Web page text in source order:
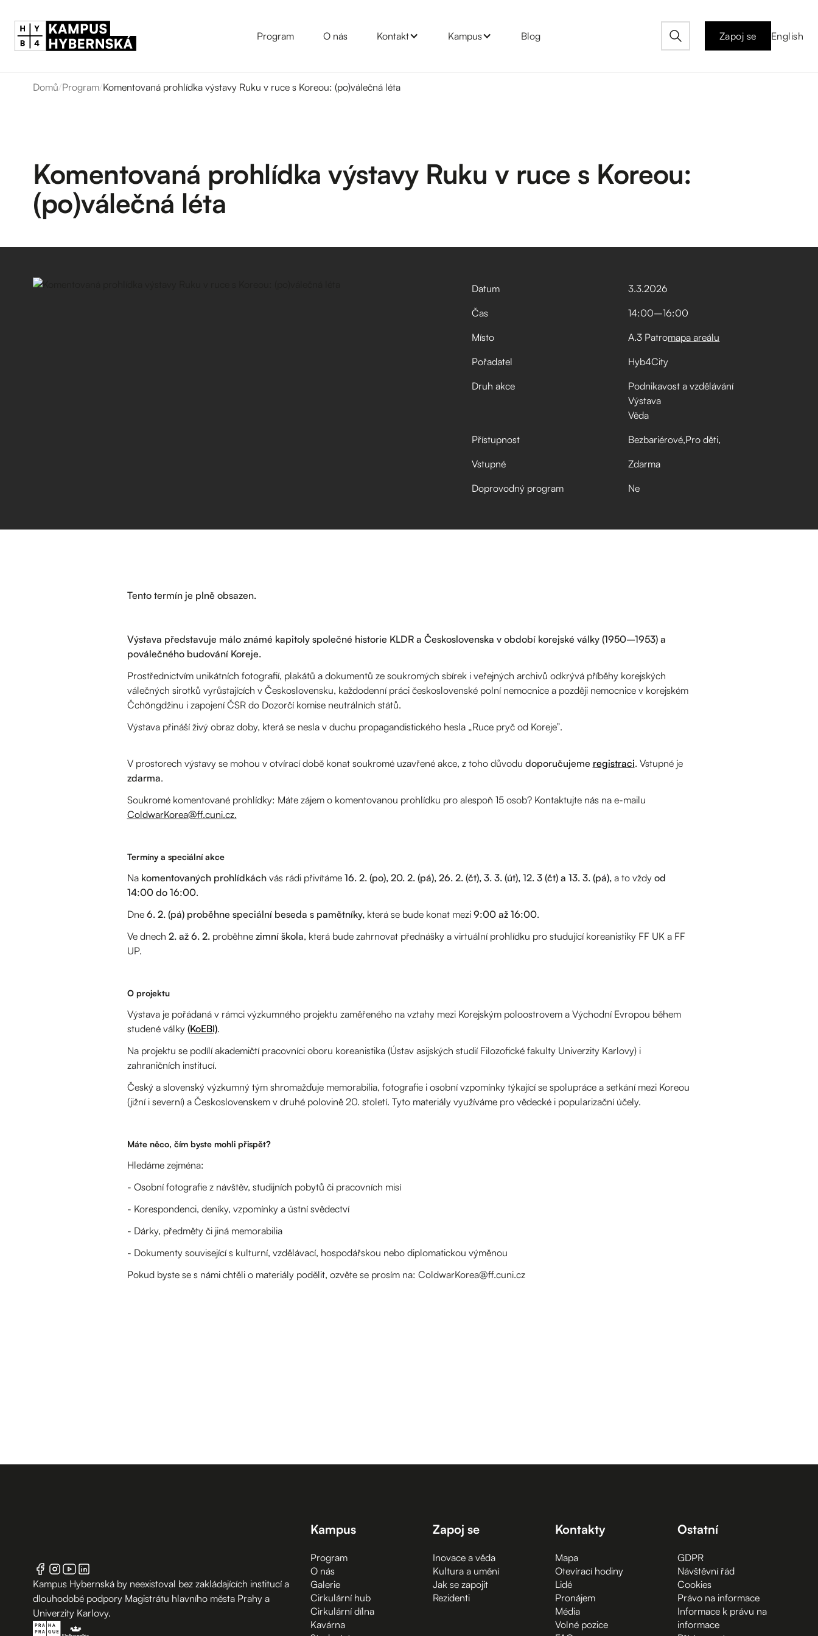
Program O nás Kontakt Kampus Blog Zapoj se English
Domů/Program/Komentovaná prohlídka výstavy Ruku v ruce s Koreou: (po)válečná léta
Komentovaná prohlídka výstavy Ruku v ruce s Koreou:
(po)válečná léta
Datum 3.3.2026
Čas
14:00–⁠16:00
Místo
A.3 Patromapa areálu
Pořadatel
Hyb4City
Druh akce
Podnikavost a vzdělávání
Výstava
Věda
Přístupnost
Bezbariérové Pro děti
Vstupné
Zdarma
Doprovodný program
Ne
Tento termín je plně obsazen.
Výstava představuje málo známé kapitoly společné historie KLDR a Československa v období korejské války (1950–1953) a
poválečného budování Koreje.
Prostřednictvím unikátních fotografií, plakátů a dokumentů ze soukromých sbírek i veřejných archivů odkrývá příběhy korejských
válečných sirotků vyrůstajících v Československu, každodenní práci československé polní nemocnice a později nemocnice v korejském
Čchŏngdžinu i zapojení ČSR do Dozorčí komise neutrálních států.
Výstava přináší živý obraz doby, která se nesla v duchu propagandistického hesla „Ruce pryč od Koreje”.
V prostorech výstavy se mohou v otvírací době konat soukromé uzavřené akce, z toho důvodu doporučujeme registraci. Vstupné je
zdarma.
Soukromé komentované prohlídky: Máte zájem o komentovanou prohlídku pro alespoň 15 osob? Kontaktujte nás na e-mailu
ColdwarKorea@ff.cuni.cz.
Termíny a speciální akce
Na komentovaných prohlídkáchvás rádi přivítáme 16. 2. (po), 20. 2. (pá), 26. 2. (čt), 3. 3. (út), 12. 3 (čt) a 13. 3. (pá),a to vždyod
14:00 do 16:00.
Dne 6. 2. (pá) proběhne speciální beseda s pamětníky,která se bude konat mezi 9:00 až 16:00.
Ve dnech 2. až 6. 2.proběhne zimní škola, která bude zahrnovat přednášky a virtuální prohlídku pro studující koreanistiky FF UK a FF
UP.
O projektu
Výstava je pořádaná v rámci výzkumného projektu zaměřeného na vztahy mezi Korejským poloostrovem a Východní Evropou během
studené války (KoEBI).
Na projektu se podílí akademičtí pracovníci oboru koreanistika (Ústav asijských studií Filozofické fakulty Univerzity Karlovy) i
zahraničních institucí.
Český a slovenský výzkumný tým shromažďuje memorabilia, fotografie i osobní vzpomínky týkající se spolupráce a setkání mezi Koreou
(jižní i severní) a Československem v druhé polovině 20. století. Tyto materiály využíváme pro vědecké i popularizační účely.
Máte něco, čím byste mohli přispět?
Hledáme zejména:
- Osobní fotografie z návštěv, studijních pobytů či pracovních misí
- Korespondenci, deníky, vzpomínky a ústní svědectví
- Dárky, předměty či jiná memorabilia
- Dokumenty související s kulturní, vzdělávací, hospodářskou nebo diplomatickou výměnou
Pokud byste se s námi chtěli o materiály podělit, ozvěte se prosím na: ColdwarKorea@ff.cuni.cz
Kampus Hybernská by neexistoval bez zakládajících institucí a
dlouhodobé podpory Magistrátu hlavního města Prahy a
Univerzity Karlovy.
Kampus
Program
O nás
Galerie
Cirkulární hub
Cirkulární dílna
Kavárna
Zapoj se
Inovace a věda
Kultura a umění
Jak se zapojit
Rezidenti
Kontakty
Mapa
Otevírací hodiny
Lidé
Pronájem
Média
Volné pozice
Ostatní
GDPR
Návštěvní řád
Cookies
Právo na informace
Informace k právu na
informace